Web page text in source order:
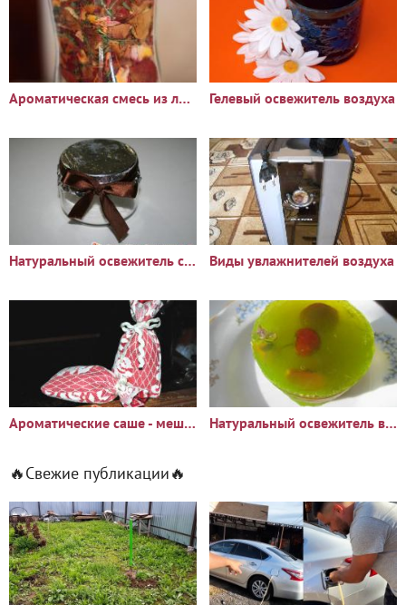
Ароматическая смесь из лепестков – натуральный ароматизатор для Гелевый освежитель воздуха
Натуральный освежитель своими руками Виды увлажнителей воздуха
Ароматические саше - мешочки с травами Натуральный освежитель воздуха
🔥Свежие публикации🔥